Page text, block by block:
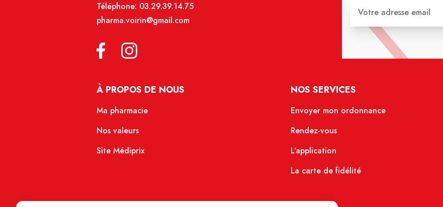
Téléphone: 03.29.39.14.75
pharma.voirin@gmail.com
À PROPOS DE NOUS
Ma pharmacie
Nos valeurs
Site Médiprix
NOS SERVICES
Envoyer mon ordonnance
Rendez-vous
L'application
La carte de fidélité